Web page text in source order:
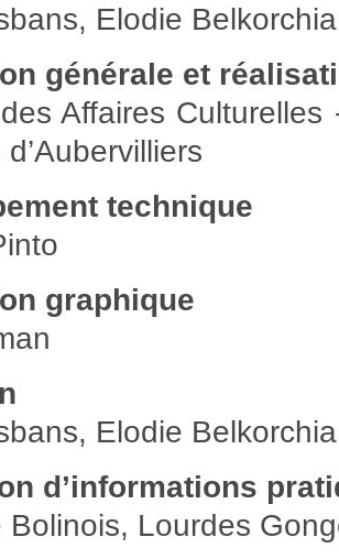
Elodie Belkorchia
générale et
Affaires
technique
graphique
Elodie
d’informations
Bolinois, Lourdes